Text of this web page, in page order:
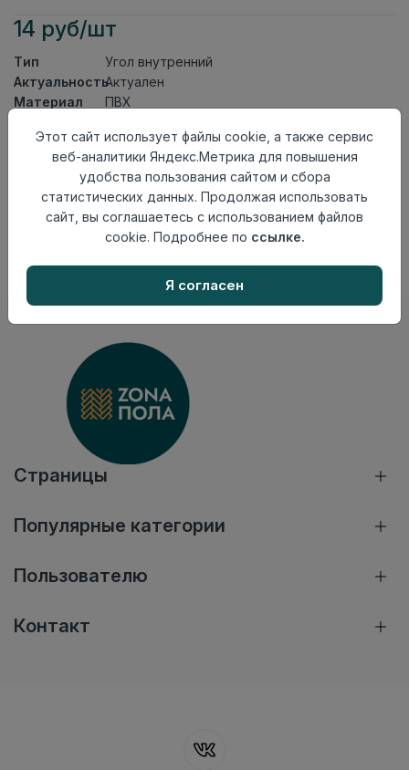
14 руб/шт
Тип
Угол внутренний
АктуальностьАктуален
Материал
ПВХ
Осталось288 шт
Добавить в корзину
Внимание! Внешний вид товара может отличаться от
представленного на настоящем сайте. Проверяйте
наличие необходимых характеристик и комплектации
Страницы
Популярные категории
Пользователю
Контакт
Этот сайт использует файлы cookie, а также сервис
веб-аналитики Яндекс.Метрика для повышения
удобства пользования сайтом и сбора
статистических данных. Продолжая использовать
сайт, вы соглашаетесь с использованием файлов
cookie. Подробнее по ссылке.
Я согласен